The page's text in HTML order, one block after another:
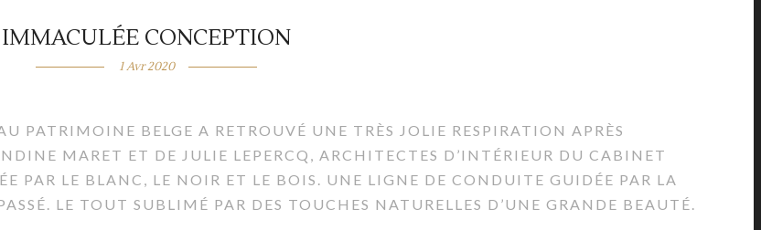
IMMACULÉE CONCEPTION
1 Avr 2020
PATRIMOINE BELGE A RETROUVÉ UNE TRÈS JOLIE RESPIRATION APRÈS
MARET ET DE JULIE LEPERCQ, ARCHITECTES D’INTÉRIEUR DU CABINET
PAR LE BLANC, LE NOIR ET LE BOIS. UNE LIGNE DE CONDUITE GUIDÉE PAR LA
LE TOUT SUBLIMÉ PAR DES TOUCHES NATURELLES D’UNE GRANDE BEAUTÉ.